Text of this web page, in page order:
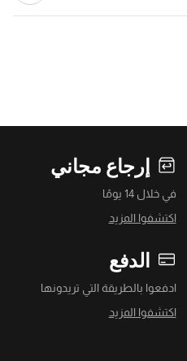
إرجاع مجاني
في خلال 14 يومًا
اكتشفوا المزيد
الدفع
ادفعوا بالطريقة التي تريدونها
اكتشفوا المزيد